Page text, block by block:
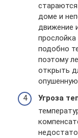
доме и
движение
подобно
поэтому
открыть
Угроза